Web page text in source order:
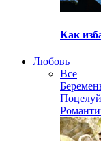
Как
Любовь
Все
Поцелуй